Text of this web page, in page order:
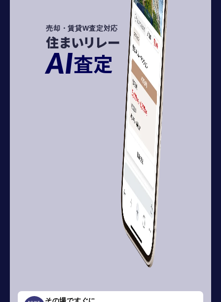
売却・賃貸W査定対応
住まいリレー
AI査定